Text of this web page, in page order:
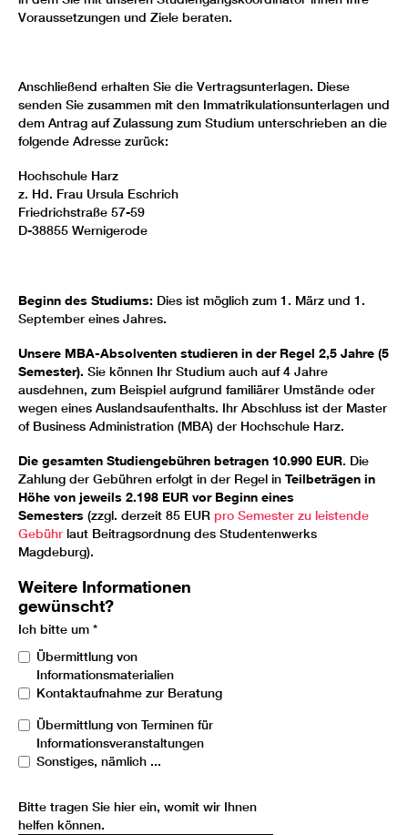
Voraussetzungen und Ziele beraten.
Anschließend erhalten Sie die Vertragsunterlagen. Diese
senden Sie zusammen mit den Immatrikulationsunterlagen und
dem Antrag auf Zulassung zum Studium unterschrieben an die
folgende Adresse zurück:
Hochschule Harz
z. Hd. Frau Ursula Eschrich
Friedrichstraße 57-59
D-38855 Wernigerode
Beginn des Studiums: Dies ist möglich zum 1. März und 1.
September eines Jahres.
Unsere MBA-Absolventen studieren in der Regel 2,5 Jahre (5
Semester). Sie können Ihr Studium auch auf 4 Jahre
ausdehnen, zum Beispiel aufgrund familiärer Umstände oder
wegen eines Auslandsaufenthalts. Ihr Abschluss ist der Master
of Business Administration (MBA) der Hochschule Harz.
Die gesamten Studiengebühren betragen 10.990 EUR. Die
Zahlung der Gebühren erfolgt in der Regel in Teilbeträgen in
Höhe von jeweils 2.198 EUR vor Beginn eines
Semesters (zzgl. derzeit 85 EUR pro Semester zu leistende
Gebühr laut Beitragsordnung des Studentenwerks
Magdeburg).
Weitere Informationen
gewünscht?
Ich bitte um *
Übermittlung von
Informationsmaterialien
Kontaktaufnahme zur Beratung
Übermittlung von Terminen für
Informationsveranstaltungen
Sonstiges, nämlich ...
Bitte tragen Sie hier ein, womit wir Ihnen
helfen können.